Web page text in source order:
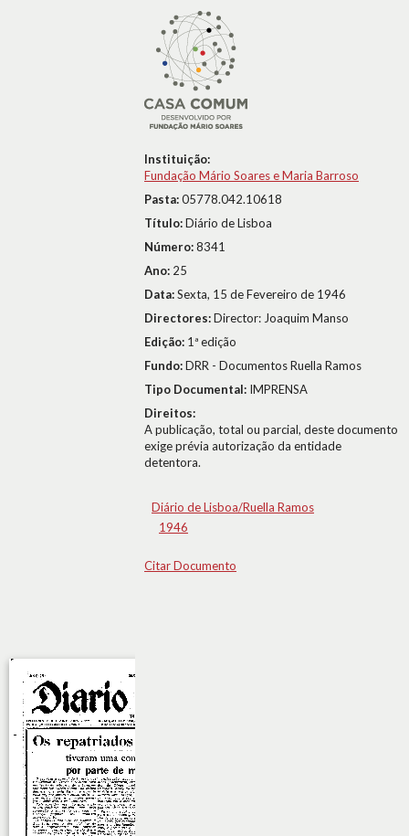
Instituição:
Fundação Mário Soares e Maria Barroso
Pasta:05778.042.10618
Título:Diário de Lisboa
Número:8341
Ano: 25
Data:Sexta, 15 de Fevereiro de 1946
Directores:Director: Joaquim Manso
Edição: 1ª edição
Fundo:DRR - Documentos Ruella Ramos
Tipo Documental: IMPRENSA
Direitos:
A publicação, total ou parcial, deste documento
exige prévia autorização da entidade
detentora.
Diário de Lisboa/Ruella Ramos
1946
Citar Documento